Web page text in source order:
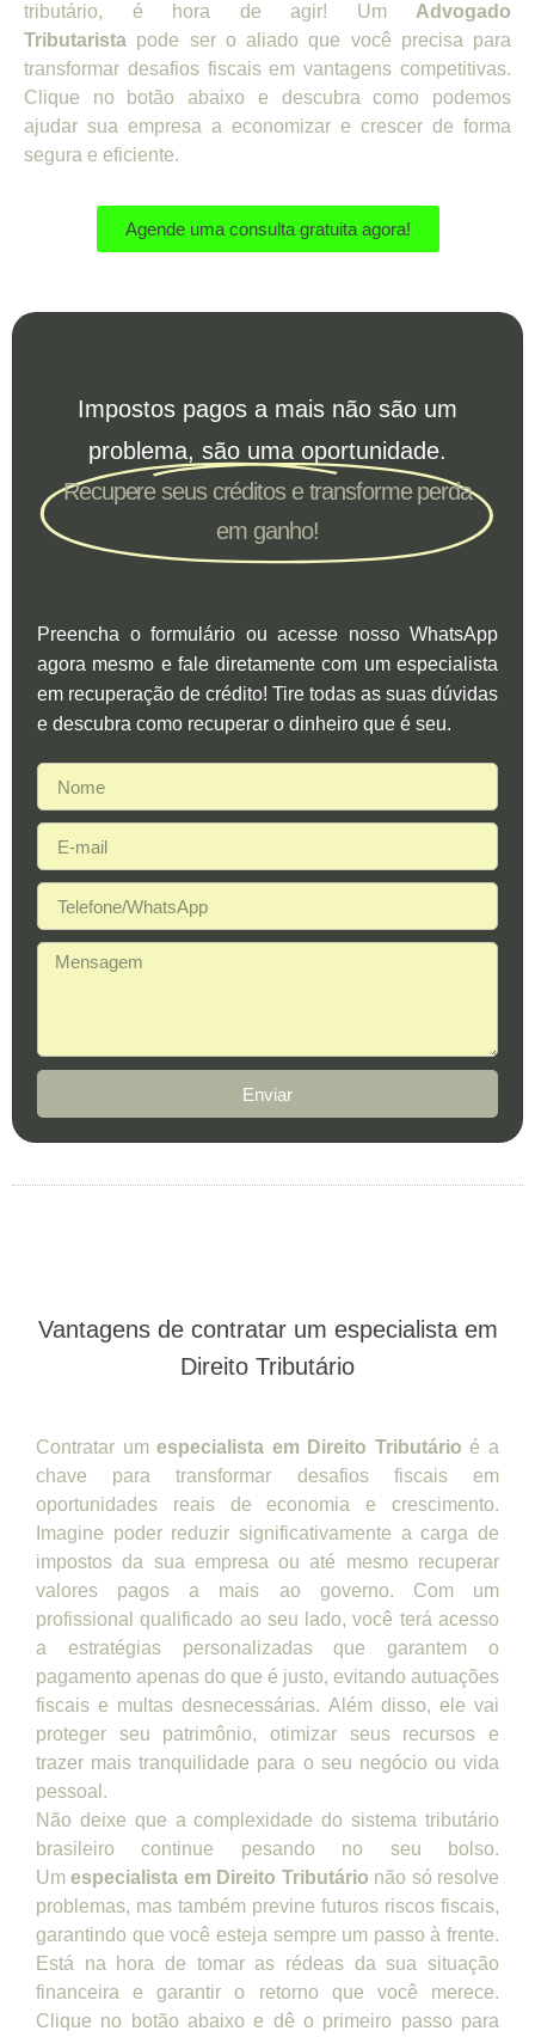
tributário, é hora de agir! Um Advogado
Tributarista pode ser o aliado que você precisa para
transformar desafios fiscais em vantagens competitivas.
Clique no botão abaixo e descubra como podemos
ajudar sua empresa a economizar e crescer de forma
segura e eficiente.
Agende uma consulta gratuita agora!
Impostos pagos a mais não são um
problema, são uma oportunidade.
Recupere seus créditos e transforme perda
em ganho!
Preencha o formulário ou acesse nosso WhatsApp
agora mesmo e fale diretamente com um especialista
em recuperação de crédito! Tire todas as suas dúvidas
e descubra como recuperar o dinheiro que é seu.
Enviar
Vantagens de contratar um especialista em
Direito Tributário
Contratar umespecialista em Direito Tributário é a
chave para transformar desafios fiscais em
oportunidades reais de economia e crescimento.
Imagine poder reduzir significativamente a carga de
impostos da sua empresa ou até mesmo recuperar
valores pagos a mais ao governo. Com um
profissional qualificado ao seu lado, você terá acesso
a estratégias personalizadas que garantem o
pagamento apenas do que é justo, evitando autuações
fiscais e multas desnecessárias. Além disso, ele vai
proteger seu patrimônio, otimizar seus recursos e
trazer mais tranquilidade para o seu negócio ou vida
pessoal.
Não deixe que a complexidade do sistema tributário
brasileiro continue pesando no seu bolso.
Umespecialista em Direito Tributário não só resolve
problemas, mas também previne futuros riscos fiscais,
garantindo que você esteja sempre um passo à frente.
Está na hora de tomar as rédeas da sua situação
financeira e garantir o retorno que você merece.
Clique no botão abaixo e dê o primeiro passo para